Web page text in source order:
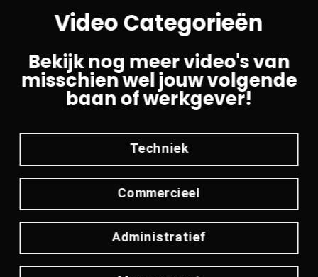
Video Categorieën
Bekijk nog meer video's van
misschien wel jouw volgende
baan of werkgever!
Techniek
Commercieel
Administratief